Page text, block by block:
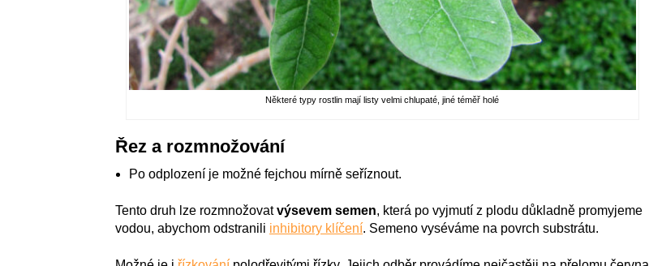
Některé typy rostlin mají listy velmi chlupaté, jiné téměř holé
Řez a rozmnožování
Po odplození je možné fejchou mírně seříznout.
Tento druh lze rozmnožovatvýsevem semen, která po vyjmutí z plodu důkladně promyjeme
vodou, abychom odstranili inhibitory klíčení. Semeno vyséváme na povrch substrátu.